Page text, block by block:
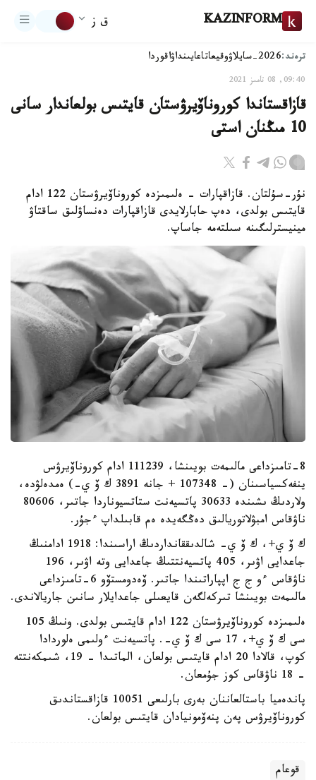
KAZINFORM ق ز
ترەند:2026-سايلاۋ وقيعاتاعايىنداۋاقوردا
09:40, 08 تامىز 2021
قازاقستاندا كوروناۆيرۋستان قايتىس بولعاندار سانى
10 مىڭنان استى
نۇر-سۇلتان. قازاقپارات - ەلىمىزدە كوروناۆيرۋستان 122 ادام
قايتىس بولدى، دەپ حابارلايدى قازاقپارات دەنساۋلىق ساقتاۋ
مينيسترلىگىنە سىلتەمە جاساپ.
8-تامىزداعى مالىمەت بويىنشا، 111239 ادام كوروناۆيرۋس
ينفەكسياسىنان (- 107348 + جانە 3891 ك ۆ ي-) ەمدەلۋدە،
ولاردىڭ ىشىندە 30633 پاتسيەنت ستاتسيوناردا جاتىر، 80606
ناۋقاس امبۋلاتوريالىق دەڭگەيدە ەم قابىلداپ ءجۇر.
ك ۆ ي+، ك ۆ ي- شالدىققانداردىڭ اراسىندا: 1918 ادامنىڭ
جاعدايى اۋىر، 405 پاتسيەنتتىڭ جاعدايى وتە اۋىر، 196
ناۋقاس ءو ج ج اپپاراتىندا جاتىر. ۆەدومستۆو 6-تامىزداعى
مالىمەت بويىنشا تىركەلگەن قايعىلى جاعدايلار سانىن جاريالاندى.
ەلىمىزدە كوروناۆيرۋستان 122 ادام قايتىس بولدى. ونىڭ 105
سى ك ۆ ي+، 17 سى ك ۆ ي-. پاتسيەنت ءولىمى ەلوردادا
كوپ، قالادا 20 ادام قايتىس بولعان، الماتىدا - 19، شىمكەنتتە
- 18 ناۋقاس كوز جۇمعان.
پاندەميا باستالعاننان بەرى بارلىعى 10051 قازاقستاندىق
كوروناۆيرۋس پەن پنەۆمونيادان قايتىس بولعان.
قوعام